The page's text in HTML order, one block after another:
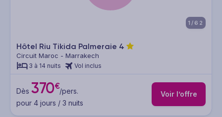
1/62
Hôtel Riu Tikida Palmeraie 4
Circuit Maroc - Marrakech
3 à 14 nuits Vol inclus
Dès 370€/pers.
pour 4 jours / 3 nuits
Voir l’offre